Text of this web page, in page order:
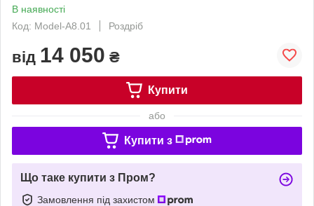
В наявності
Код: Model-A8.01
Роздріб
від 14 050 ₴
Купити
або
Купити з
Що таке купити з Пром?
Замовлення під захистом